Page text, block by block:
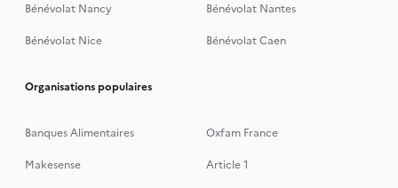
Bénévolat Nancy
Bénévolat Nantes
Bénévolat Nice
Bénévolat Caen
Organisations populaires
Banques Alimentaires
Oxfam France
Makesense
Article 1